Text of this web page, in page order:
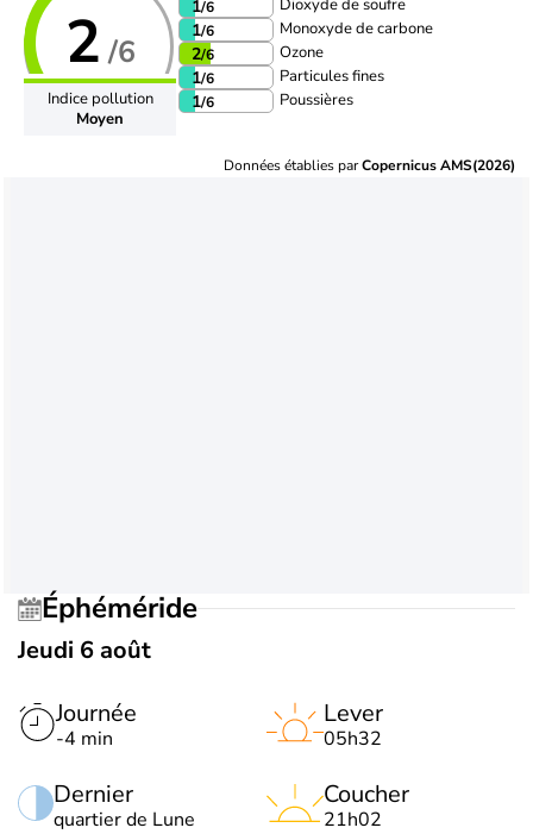
2 /6
Indice pollution
Moyen
1/6 Dioxyde de soufre
1/6 Monoxyde de carbone
2/6 Ozone
1/6 Particules fines
1/6 Poussières
Données établies parCopernicus AMS(2026)
Éphéméride
Jeudi 6 août
Journée
-4 min
Dernier
quartier de Lune
Lever
05h32
Coucher
21h02